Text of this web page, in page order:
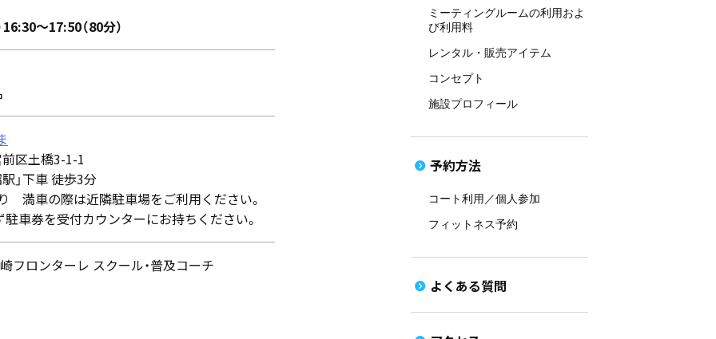
～17:50（80分）
区土橋3-1-1
」下車 徒歩3分
満車の際は近隣駐車場をご利用ください。
券を受付カウンターにお持ちください。
フロンターレ スクール・普及コーチ
ミーティングルームの利用およ
び利用料
レンタル・販売アイテム
コンセプト
施設プロフィール
予約方法
コート利用／個人参加
フィットネス予約
よくある質問